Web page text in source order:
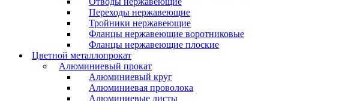
Переходы нержавеющие
Тройники нержавеющие
Фланцы нержавеющие воротниковые
Фланцы нержавеющие плоские
Цветной металлопрокат
Алюминиевый прокат
Алюминиевый круг
Алюминиевая проволока
Алюминиевые листы